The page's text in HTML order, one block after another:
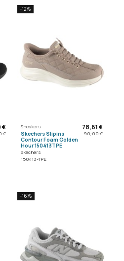
€
€
-12%
Sneakers
Skechers Slipins
Contour Foam Golden
Hour 150413TPE
Skechers
150413-TPE
78,61 €
90,00 €
-16%